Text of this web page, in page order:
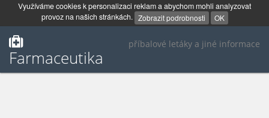
Využíváme cookies k personalizaci reklam a abychom mohli analyzovat
provoz na našich stránkách. Zobrazit podrobnosti OK
příbalové letáky a jiné informace
Farmaceutika